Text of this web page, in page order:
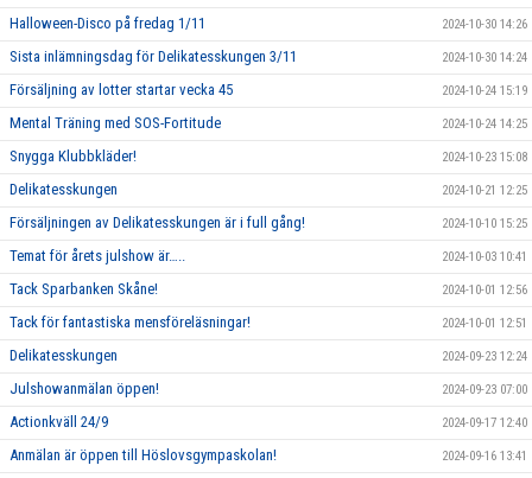
Halloween-Disco på fredag 1/11 2024-10-30 14:26
Sista inlämningsdag för Delikatesskungen 3/11 2024-10-30 14:24
Försäljning av lotter startar vecka 45 2024-10-24 15:19
Mental Träning med SOS-Fortitude 2024-10-24 14:25
Snygga Klubbkläder! 2024-10-23 15:08
Delikatesskungen 2024-10-21 12:25
Försäljningen av Delikatesskungen är i full gång! 2024-10-10 15:25
Temat för årets julshow är….. 2024-10-03 10:41
Tack Sparbanken Skåne! 2024-10-01 12:56
Tack för fantastiska mensföreläsningar! 2024-10-01 12:51
Delikatesskungen 2024-09-23 12:24
Julshowanmälan öppen! 2024-09-23 07:00
Actionkväll 24/9 2024-09-17 12:40
Anmälan är öppen till Höslovsgympaskolan! 2024-09-16 13:41